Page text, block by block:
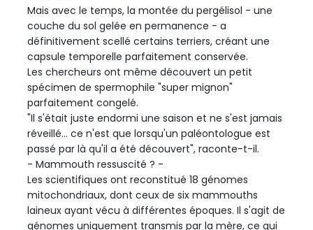
Mais avec le temps, la montée du pergélisol - une
couche du sol gelée en permanence - a
définitivement scellé certains terriers, créant une
capsule temporelle parfaitement conservée.
Les chercheurs ont même découvert un petit
spécimen de spermophile "super mignon"
parfaitement congelé.
"Il s'était juste endormi une saison et ne s'est jamais
réveillé... ce n'est que lorsqu'un paléontologue est
passé par là qu'il a été découvert", raconte-t-il.
- Mammouth ressuscité ? -
Les scientifiques ont reconstitué 18 génomes
mitochondriaux, dont ceux de six mammouths
laineux ayant vécu à différentes époques. Il s'agit de
génomes uniquement transmis par la mère, ce qui